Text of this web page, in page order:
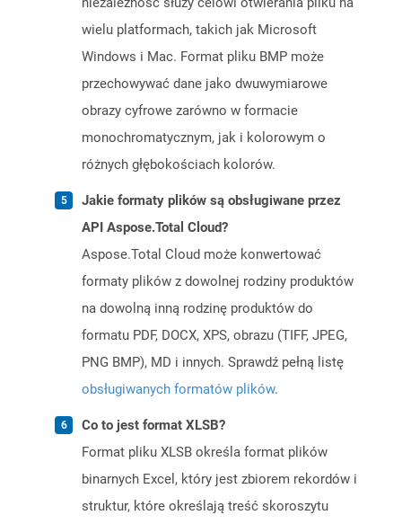
wielu platformach, takich jak Microsoft
Windows i Mac. Format pliku BMP może
przechowywać dane jako dwuwymiarowe
obrazy cyfrowe zarówno w formacie
monochromatycznym, jak i kolorowym o
różnych głębokościach kolorów.
Jakie formaty plików są obsługiwane przez
API Aspose.Total Cloud?
Aspose.Total Cloud może konwertować
formaty plików z dowolnej rodziny produktów
na dowolną inną rodzinę produktów do
formatu PDF, DOCX, XPS, obrazu (TIFF, JPEG,
PNG BMP), MD i innych. Sprawdź pełną listę
obsługiwanych formatów plików.
Co to jest format XLSB?
Format pliku XLSB określa format plików
binarnych Excel, który jest zbiorem rekordów i
struktur, które określają treść skoroszytu